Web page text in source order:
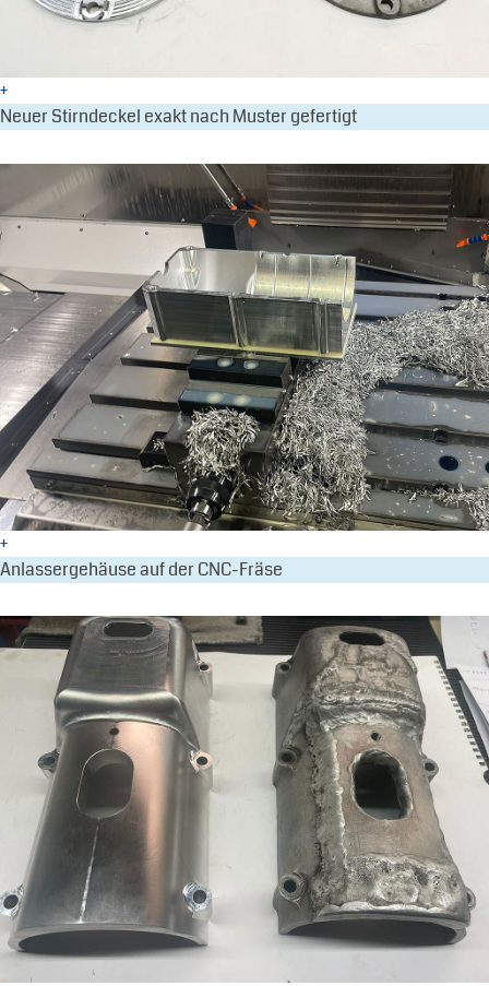
+
Neuer Stirndeckel exakt nach Muster gefertigt
+
Anlassergehäuse auf der CNC-Fräse